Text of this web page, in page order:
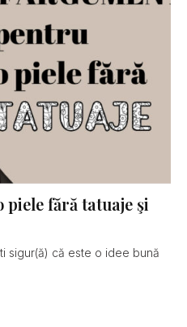
fără tatuaje şi
sigur(ă) că este o idee bună